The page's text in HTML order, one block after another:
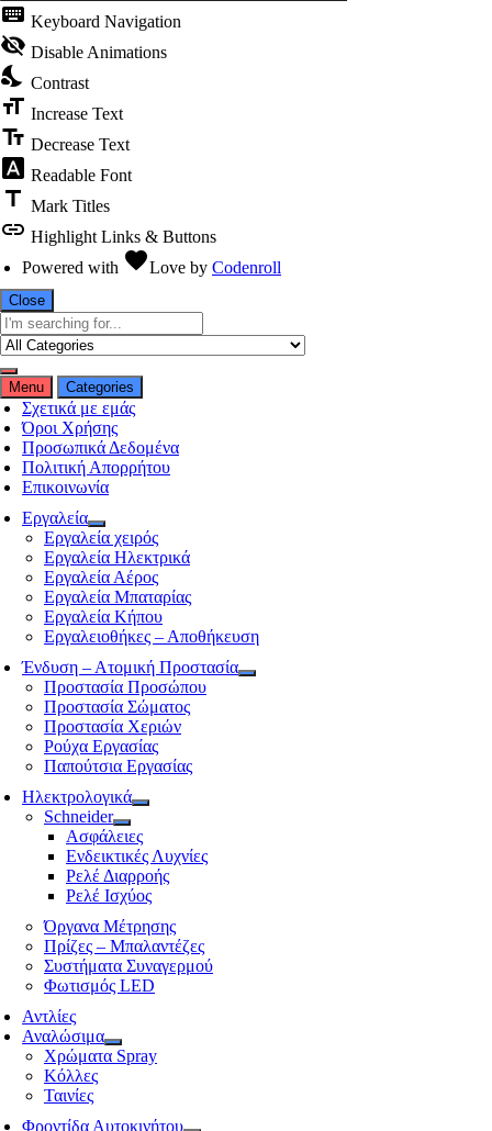
keyboard Keyboard Navigation
visibility_off Disable Animations
nights_stay Contrast
format_size Increase Text
text_fields Decrease Text
font_download Readable Font
title Mark Titles
link Highlight Links & Buttons
Powered with favoriteLove by Codenroll
Close
Menu Categories
Σχετικά με εμάς
Όροι Χρήσης
Προσωπικά Δεδομένα
Πολιτική Απορρήτου
Επικοινωνία
Εργαλεία
Εργαλεία χειρός
Εργαλεία Ηλεκτρικά
Εργαλεία Αέρος
Εργαλεία Μπαταρίας
Εργαλεία Κήπου
Εργαλειοθήκες – Αποθήκευση
Ένδυση – Ατομική Προστασία
Προστασία Προσώπου
Προστασία Σώματος
Προστασία Χεριών
Ρούχα Εργασίας
Παπούτσια Εργασίας
Ηλεκτρολογικά
Schneider
Ασφάλειες
Ενδεικτικές Λυχνίες
Ρελέ Διαρροής
Ρελέ Ισχύος
Όργανα Μέτρησης
Πρίζες – Μπαλαντέζες
Συστήματα Συναγερμού
Φωτισμός LED
Αντλίες
Αναλώσιμα
Χρώματα Spray
Κόλλες
Ταινίες
Φροντίδα Αυτοκινήτου